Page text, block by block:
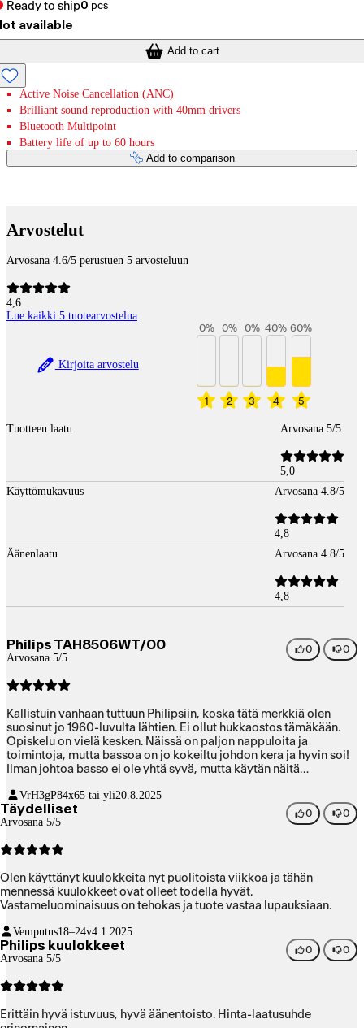
Ready to ship0 pcs
available
Add to cart
Active Noise Cancellation (ANC)
Brilliant sound reproduction with 40mm drivers
Bluetooth Multipoint
Battery life of up to 60 hours
Add to comparison
Arvostelut
Arvosana 4.6/5 perustuen 5 arvosteluun
4,6
Lue kaikki 5 tuotearvostelua
Kirjoita arvostelu
1
0%
2
0%
3
0%
4
40%
5
60%
Tuotteen laatu Arvosana 5/5
5,0
Käyttömukavuus
Arvosana 4.8/5
4,8
Äänenlaatu
Arvosana 4.8/5
4,8
Philips TAH8506WT/00
Arvosana 5/5
0 0
Kallistuin vanhaan tuttuun Philipsiin, koska tätä merkkiä olen
suosinut jo 1960-luvulta lähtien. Ei ollut hukkaostos tämäkään.
Opiskelu on vielä kesken. Näissä on paljon nappuloita ja
toimintoja, mutta bassoa on jo kokeiltu johdon kera ja hyvin soi!
Ilman johtoa basso ei ole yhtä syvä, mutta käytän näitä
toisaalta istuvat tiiviisti. Olen tyytyväinen ostokseeni!
VrH3gP84x65 tai yli20.8.2025
Täydelliset
Arvosana 5/5
0 0
Olen käyttänyt kuulokkeita nyt puolitoista viikkoa ja tähän
mennessä kuulokkeet ovat olleet todella hyvät.
Vastameluominaisuus on tehokas ja tuote vastaa lupauksiaan.
Vemputus18–24v4.1.2025
Philips kuulokkeet
Arvosana 5/5
0 0
Erittäin hyvä istuvuus, hyvä äänentoisto. Hinta-laatusuhde